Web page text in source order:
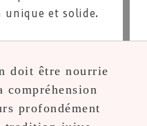
unique et solide.
doit être nourrie
compréhension
profondément